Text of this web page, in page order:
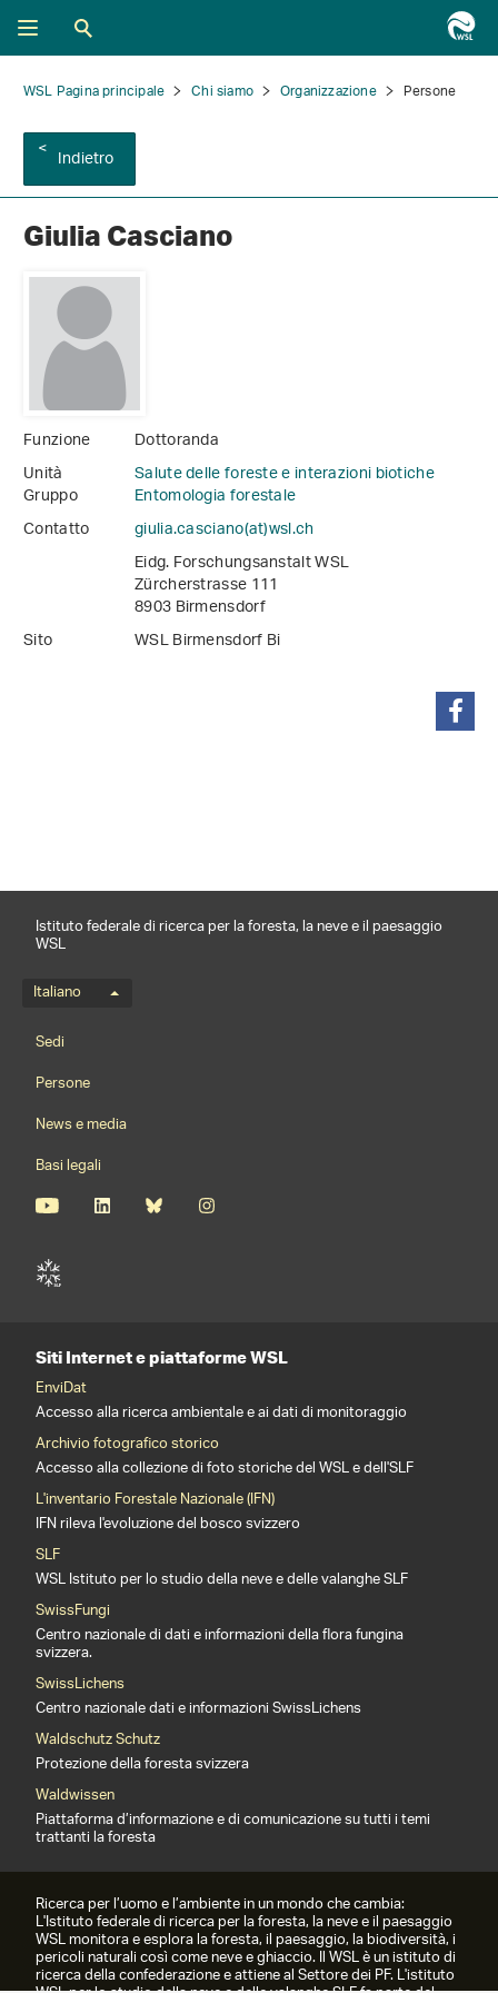
WSL Pagina principale Chi siamo Organizzazione Persone
Indietro
Giulia Casciano
Funzione
Dottoranda
Unità
Salute delle foreste e interazioni biotiche
Gruppo
Entomologia forestale
Contatto
giulia.casciano(at)wsl.ch
Eidg. Forschungsanstalt WSL
Zürcherstrasse 111
8903 Birmensdorf
Sito
WSL Birmensdorf Bi
Istituto federale di ricerca per la foresta, la neve e il paesaggio
WSL
Menu della lingua
Italiano
Footernavigation
Sedi
Persone
News e media
Basi legali
Siti Internet e piattaforme WSL
EnviDat
Accesso alla ricerca ambientale e ai dati di monitoraggio
Archivio fotografico storico
Accesso alla collezione di foto storiche del WSL e dell'SLF
L'inventario Forestale Nazionale (IFN)
IFN rileva l'evoluzione del bosco svizzero
SLF
WSL Istituto per lo studio della neve e delle valanghe SLF
SwissFungi
Centro nazionale di dati e informazioni della flora fungina
svizzera.
SwissLichens
Centro nazionale dati e informazioni SwissLichens
Waldschutz Schutz
Protezione della foresta svizzera
Waldwissen
Piattaforma d’informazione e di comunicazione su tutti i temi
trattanti la foresta
Ricerca per l’uomo e l’ambiente in un mondo che cambia:
L'Istituto federale di ricerca per la foresta, la neve e il paesaggio
WSL monitora e esplora la foresta, il paesaggio, la biodiversità, i
pericoli naturali così come neve e ghiaccio. Il WSL è un istituto di
ricerca della confederazione e attiene al Settore dei PF. L'istituto